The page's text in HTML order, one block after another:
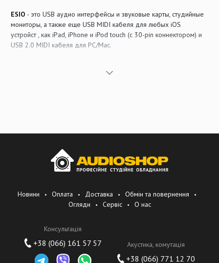
ESIO - это USB аудио интерфейсы и звуковые карты, студийные
мониторы, а также еще USB MIDI кабеля для любых iOS
устройст , как iPad, iPhone и iPod touch (с 30-pin коннектором) и
USB 2.0 MIDI кабеля для PC/Mac.
интерфейс+микрофон+наушники+3х дюймовые мониторы и
Thunderbolt аудио интерфейсы и студийные мониторы.
Компания делает акцент на новый компьютерный интерфейс
И конечно это немного более дорогой сегмент и он не
производство в Китае.
Новини Оплата Доставка
Обмін та повернення
Огляди
Сервіс О нас
Консультація
+38 (066) 161 57 57 Акустика, комутація
+38 (066) 771 12 70